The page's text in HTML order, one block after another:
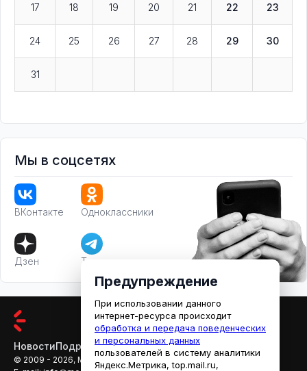
17 18 19 20 21 22 23
24 25 26 27 28 29 30
31
Мы в соцсетях
ВКонтакте Одноклассники
Дзен Телеграм
НовостиПодробностиАфишаКино
© 2009 - 2026, МЕДИАРЯЗАНЬ
Предупреждение
При использовании данного
интернет-ресурса происходит
обработка и передача поведенческих
и персональных данных
пользователей в систему аналитики
Яндекс.Метрика, top.mail.ru,